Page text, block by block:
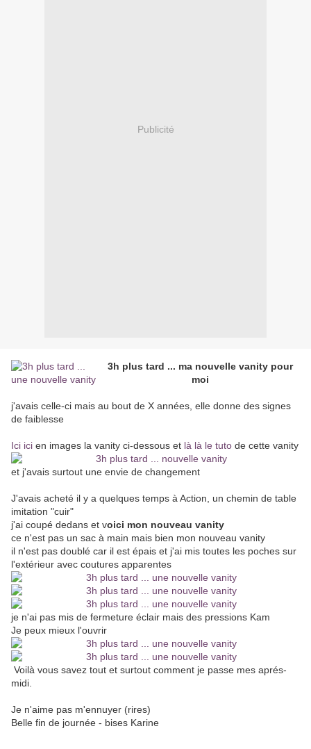
Publicité
3h plus tard ... ma nouvelle vanity pour
moi
j'avais celle-ci mais au bout de X années, elle donne des signes
de faiblesse
Ici ici en images la vanity ci-dessous et là là le tuto de cette vanity
et j'avais surtout une envie de changement
J'avais acheté il y a quelques temps à Action, un chemin de table
imitation "cuir"
j'ai coupé dedans et voici mon nouveau vanity
ce n'est pas un sac à main mais bien mon nouveau vanity
il n'est pas doublé car il est épais et j'ai mis toutes les poches sur
l'extérieur avec coutures apparentes
je n'ai pas mis de fermeture éclair mais des pressions Kam
Je peux mieux l'ouvrir
Voilà vous savez tout et surtout comment je passe mes aprés-
midi.
Je n'aime pas m'ennuyer (rires)
Belle fin de journée - bises Karine